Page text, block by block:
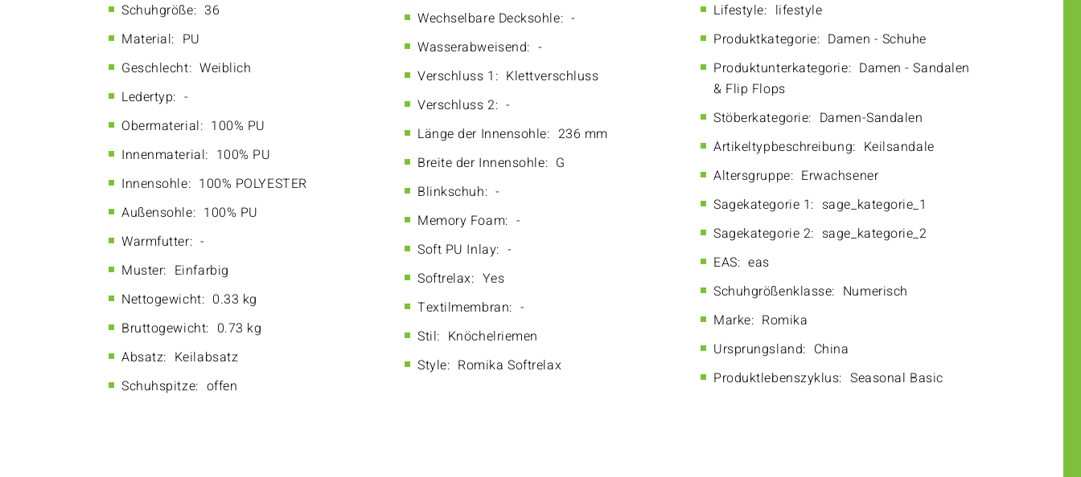
Schuhgröße: 36
Material: PU
Geschlecht: Weiblich
Ledertyp: -
Obermaterial: 100% PU
Innenmaterial: 100% PU
Innensohle: 100% POLYESTER
Außensohle: 100% PU
Warmfutter: -
Muster: Einfarbig
Nettogewicht: 0.33 kg
Bruttogewicht: 0.73 kg
Absatz: Keilabsatz
Schuhspitze: offen
Wechselbare Decksohle: -
Wasserabweisend: -
Verschluss 1: Klettverschluss
Verschluss 2: -
Länge der Innensohle: 236 mm
Breite der Innensohle: G
Blinkschuh: -
Memory Foam: -
Soft PU Inlay: -
Softrelax: Yes
Textilmembran: -
Stil: Knöchelriemen
Style: Romika Softrelax
Lifestyle: lifestyle
Produktkategorie: Damen - Schuhe
Produktunterkategorie: Damen - Sandalen
& Flip Flops
Stöberkategorie: Damen-Sandalen
Artikeltypbeschreibung: Keilsandale
Altersgruppe: Erwachsener
Sagekategorie 1: sage_kategorie_1
Sagekategorie 2: sage_kategorie_2
EAS: eas
Schuhgrößenklasse: Numerisch
Marke: Romika
Ursprungsland: China
Produktlebenszyklus: Seasonal Basic